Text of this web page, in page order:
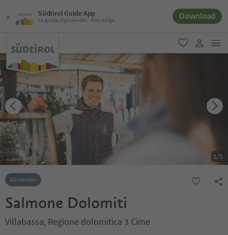
Südtirol Guide App
La guida digitale dell´Alto Adige Download
favoriti
user link
1/5
Alimentari
Salmone Dolomiti
Villabassa, Regione dolomitica 3 Cime